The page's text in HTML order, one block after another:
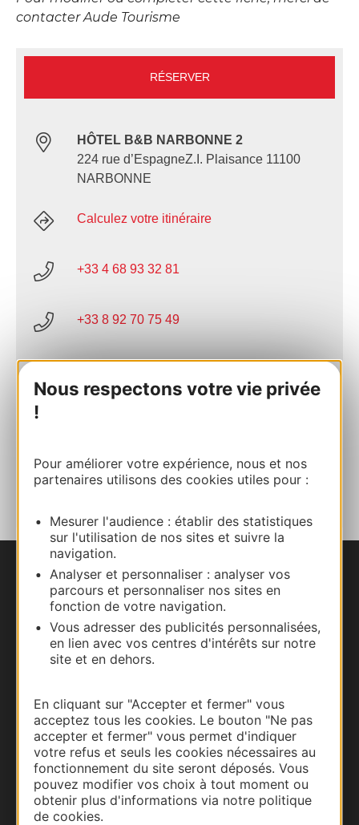
Nous respectons votre vie privée
!
Pour améliorer votre expérience, nous et nos
partenaires utilisons des cookies utiles pour :
Mesurer l'audience : établir des statistiques
sur l'utilisation de nos sites et suivre la
navigation.
Analyser et personnaliser : analyser vos
parcours et personnaliser nos sites en
fonction de votre navigation.
Vous adresser des publicités personnalisées,
en lien avec vos centres d'intérêts sur notre
site et en dehors.
En cliquant sur "Accepter et fermer" vous
acceptez tous les cookies. Le bouton "Ne pas
accepter et fermer" vous permet d'indiquer
votre refus et seuls les cookies nécessaires au
fonctionnement du site seront déposés. Vous
pouvez modifier vos choix à tout moment ou
obtenir plus d'informations via notre politique
de cookies.
contacter Aude Tourisme
RÉSERVER
HÔTEL B&B NARBONNE 2
224 rue d’EspagneZ.I. Plaisance 11100
NARBONNE
Calculez votre itinéraire
+33 4 68 93 32 81
+33 8 92 70 75 49
AJOUTER
AU CARNET
Nous contacter
Carte interactive
Documentation